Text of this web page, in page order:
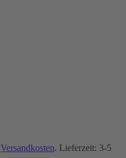
Versandkosten. Lieferzeit: 3-5